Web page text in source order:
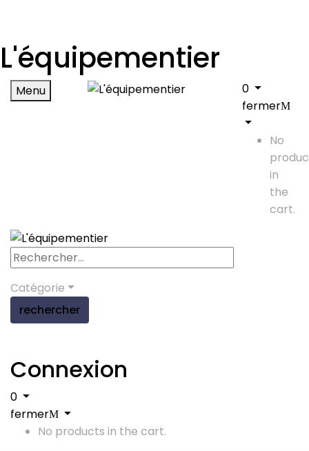
L'équipementier
Menu
0
fermer
No
in
the
cart.
Catégorie
rechercher
Connexion
0
fermer
No products in the cart.